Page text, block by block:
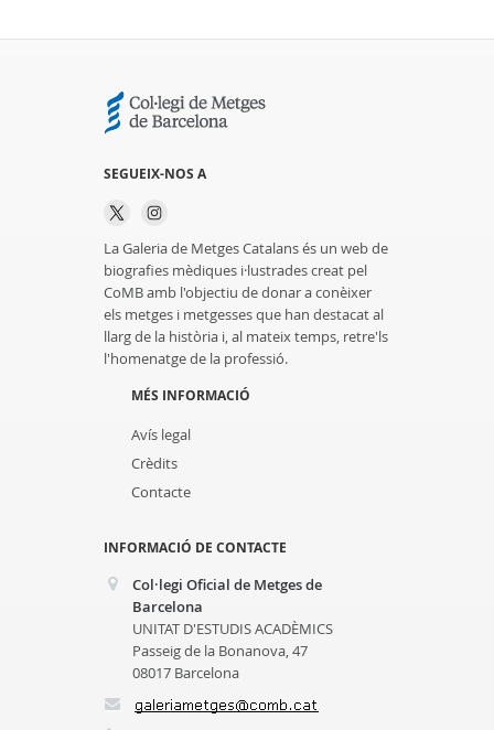
SEGUEIX-NOS A
La Galeria de Metges Catalans és un web de
biografies mèdiques i·lustrades creat pel
CoMB amb l'objectiu de donar a conèixer
els metges i metgesses que han destacat al
llarg de la història i, al mateix temps, retre'ls
l'homenatge de la professió.
MÉS INFORMACIÓ
Avís legal
Crèdits
Contacte
INFORMACIÓ DE CONTACTE
Col·legi Oficial de Metges de
Barcelona
UNITAT D'ESTUDIS ACADÈMICS
Passeig de la Bonanova, 47
08017 Barcelona